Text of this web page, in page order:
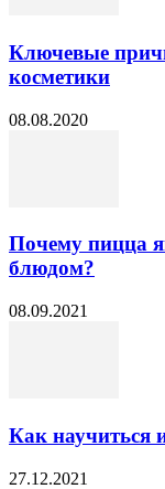
Ключевые
косметики
08.08.2020
Почему пицца
блюдом?
08.09.2021
Как научиться
27.12.2021